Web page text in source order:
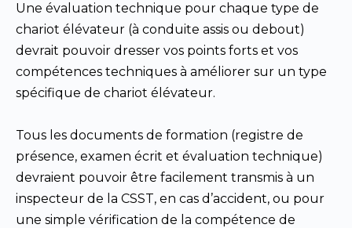
Une évaluation technique pour chaque type de
chariot élévateur (à conduite assis ou debout)
devrait pouvoir dresser vos points forts et vos
compétences techniques à améliorer sur un type
spécifique de chariot élévateur.
Tous les documents de formation (registre de
présence, examen écrit et évaluation technique)
devraient pouvoir être facilement transmis à un
inspecteur de la CSST, en cas d’accident, ou pour
une simple vérification de la compétence de